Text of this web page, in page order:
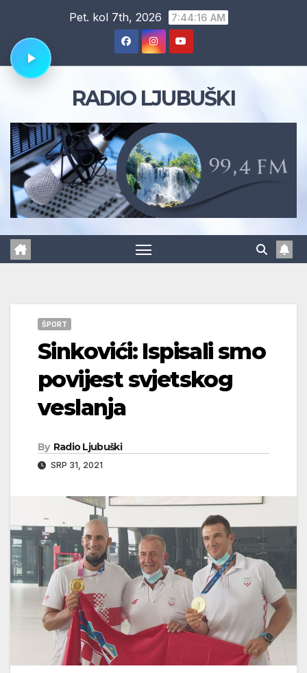
content
Pet. kol 7th, 2026 7:44:17 AM
RADIO LJUBUŠKI
ŠPORT
Sinkovići: Ispisali smo
povijest svjetskog
veslanja
By Radio Ljubuški
SRP 31, 2021